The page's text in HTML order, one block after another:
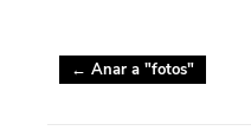
← Anar a "fotos"